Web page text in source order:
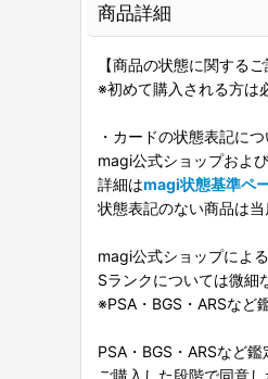
商品詳細
【商品の状態に関するご
※初めて購入される方は
・カードの状態表記に
magi公式ショップおよ
詳細はmagi状態基準ペ
状態表記のない商品は
magi公式ショップによ
Sランクについては微細
※PSA・BGS・ARSなど
PSA・BGS・ARSなど
ご購入した段階で同意し